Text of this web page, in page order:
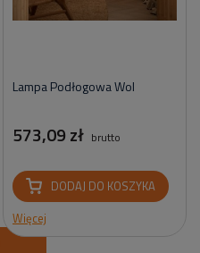
Lampa Podłogowa Wol
573,09 zł brutto
DODAJ DO KOSZYKA
Więcej